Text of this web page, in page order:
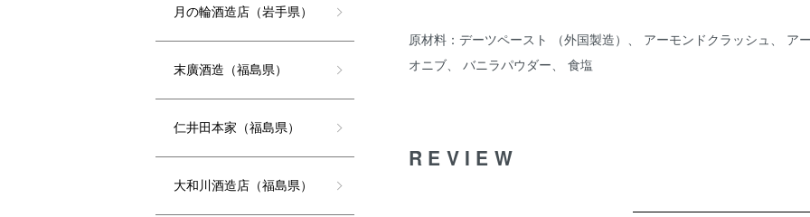
原材料：デーツペースト （外国製造）、 アーモンドクラッシュ、 ア
オニブ、 バニラパウダー、 食塩
REVIEW
月の輪酒造店（岩手県）
末廣酒造（福島県）
仁井田本家（福島県）
大和川酒造店（福島県）